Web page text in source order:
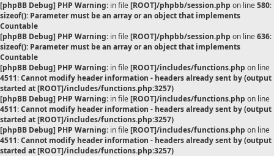
[phpBB Debug] PHP Warning: in file[ROOT]/phpbb/session.php on line580:
sizeof(): Parameter must be an array or an object that implements
Countable
[phpBB Debug] PHP Warning: in file[ROOT]/phpbb/session.php on line636:
sizeof(): Parameter must be an array or an object that implements
Countable
[phpBB Debug] PHP Warning: in file[ROOT]/includes/functions.php on line
4511:Cannot modify header information - headers already sent by (output
started at [ROOT]/includes/functions.php:3257)
[phpBB Debug] PHP Warning: in file[ROOT]/includes/functions.php on line
4511:Cannot modify header information - headers already sent by (output
started at [ROOT]/includes/functions.php:3257)
[phpBB Debug] PHP Warning: in file[ROOT]/includes/functions.php on line
4511:Cannot modify header information - headers already sent by (output
started at [ROOT]/includes/functions.php:3257)